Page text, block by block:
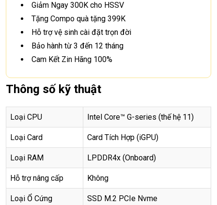
Giảm Ngay 300K cho HSSV
Tặng Compo quà tặng 399K
Hỗ trợ vệ sinh cài đặt trọn đời
Bảo hành từ 3 đến 12 tháng
Cam Kết Zin Hãng 100%
Thông số kỹ thuật
Loại CPU Intel Core™ G-series (thế hệ 11)
Loại Card Card Tích Hợp (iGPU)
Loại RAM LPDDR4x (Onboard)
Hỗ trợ nâng cấp Không
Loại Ổ Cứng SSD M.2 PCIe Nvme